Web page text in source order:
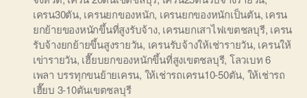
เครน30ตัน, เครนยกของหนัก, เครนยกของหนักเป็นตัน, เครน
ยกย้ายของหนักขึ้นที่สูงรับจ้าง, เครนยกเสาไฟเขตชลบุรี, เครน
รับจ้างยกย้ายขึ้นสูงรายวัน, เครนรับจ้างให้เช่ารายวัน, เครนให้
เข่ารายวัน, เฮี๊ยบยกของหนักขึ้นที่สูงเขตชลบุรี, โลวเบท 6
เพลา บรรทุกขนย้ายเครน, ให้เช่ารถเครน10-50ตัน, ให้เช่ารถ
เฮี๊ยบ 3-10ตันเขตชลบุรี